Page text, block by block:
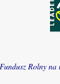
Rolny